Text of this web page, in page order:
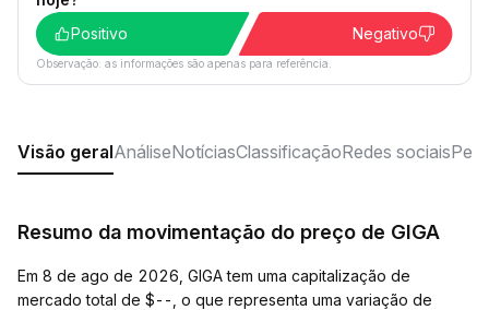
Positivo
Negativo
Observação: as informações são apenas para referência.
Visão geralAnáliseNotíciasClassificaçãoRedes sociais
Resumo da movimentação do preço de GIGA
Em 8 de ago de 2026, GIGA tem uma capitalização de
mercado total de $--, o que representa uma variação de